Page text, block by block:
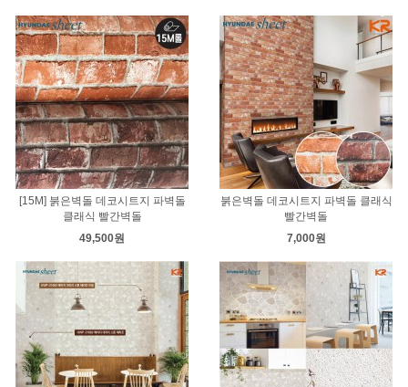
[15M] 붉은벽돌 데코시트지 파벽돌
클래식 빨간벽돌
49,500원
붉은벽돌 데코시트지 파벽돌 클래식
빨간벽돌
7,000원